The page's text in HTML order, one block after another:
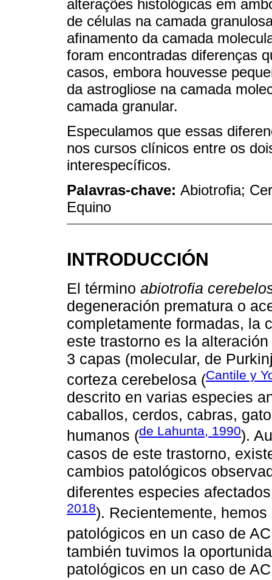
alterações histológicas em
de células na camada
afinamento da camada
foram encontradas diferenças
casos, embora houvesse
da astrogliose na camada
camada granular.
Especulamos que essas
nos cursos clínicos entre os
interespecíficos.
Palavras-chave: Abiotrofia;
Equino
INTRODUCCIÓN
El término abiotrofia
degeneración prematura o
completamente formadas, la
este trastorno es la
3 capas (molecular, de
corteza cerebelosa (Cantile y
descrito en varias especies
caballos, cerdos, cabras,
humanos (de Lahunta, 1990).
casos de este trastorno,
cambios patológicos
diferentes especies
2018). Recientemente,
patológicos en un caso de
también tuvimos la
patológicos en un caso de